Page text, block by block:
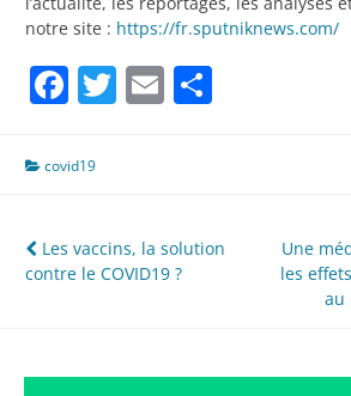
notre site : https://fr.sputniknews.com/
Facebook
Twitter
Email
covid19
Navigation
de
Les vaccins, la solution
contre le COVID19 ?
Une
les
au